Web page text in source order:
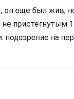
он еще был жив,
пристегнутым
подозрение на